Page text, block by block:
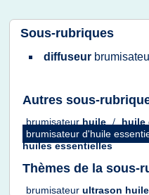
Sous-rubriques
diffuseur
Autres sous-
brumisateurhuile / huile
brumisateur d'huile
huiles essentielles
Thèmes de la sous-
brumisateur ultrason